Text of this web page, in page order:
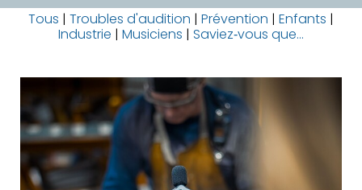
Tous | Troubles d'audition | Prévention | Enfants |
Industrie | Musiciens | Saviez‑vous que...